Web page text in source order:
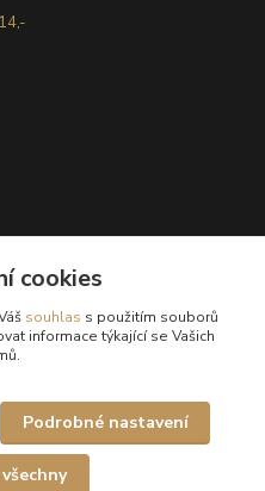
cookies
souhlas s použitím souborů
informace týkající se Vašich
Podrobné nastavení